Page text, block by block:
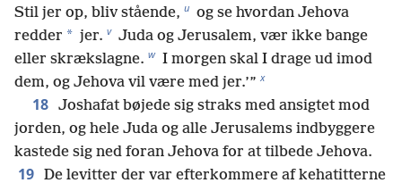
Stil jer op, bliv stående, u og se hvordan Jehova
redder * jer. v Juda og Jerusalem, vær ikke bange
eller skrækslagne. w I morgen skal I drage ud imod
dem, og Jehova vil være med jer.’” x
18 Joshafat bøjede sig straks med ansigtet mod
jorden, og hele Juda og alle Jerusalems indbyggere
kastede sig ned foran Jehova for at tilbede Jehova.
19 De levitter der var efterkommere af kehatitterne